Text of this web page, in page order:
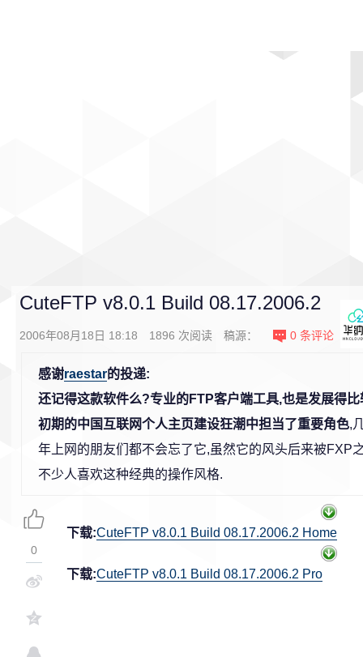
CuteFTP v8.0.1 Build 08.17.2006.2
2006年08月18日 18:18 1896 次阅读 稿源： 0 条评论
感谢raestar的投递:
还记得这款软件么?专业的FTP客户端工具,也是发展得
初期的中国互联网个人主页建设狂潮中担当了重要角色,
年上网的朋友们都不会忘了它,虽然它的风头后来被FXP
不少人喜欢这种经典的操作风格.
下载:CuteFTP v8.0.1 Build 08.17.2006.2 Home
下载:CuteFTP v8.0.1 Build 08.17.2006.2 Pro
0